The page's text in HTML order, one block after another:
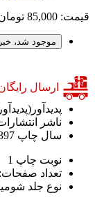
قیمت: 85,000 تومان
موجود شد،
ارسال رایگان
ناشر
سال چاپ
نوبت چاپ 1
تعداد صفحات:
نوع جلد